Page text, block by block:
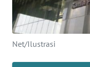
Net/Ilustrasi
INTERNASIONAL
SERBA-SERBI
PENDIDIKAN